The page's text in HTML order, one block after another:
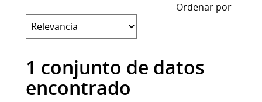
Ordenar por
1 conjunto de datos
encontrado